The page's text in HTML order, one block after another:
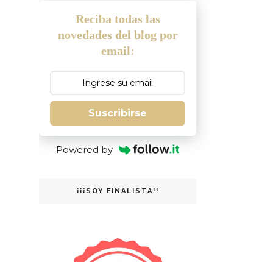
Reciba todas las
novedades del blog por
email:
Suscribirse
Powered by
¡¡¡SOY FINALISTA!!